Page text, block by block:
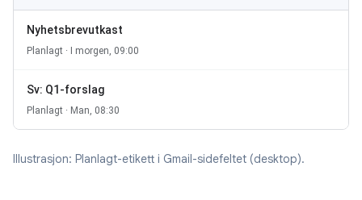
Nyhetsbrevutkast
Planlagt · I morgen, 09:00
Sv: Q1-forslag
Planlagt · Man, 08:30
Illustrasjon: Planlagt-etikett i Gmail-sidefeltet (desktop).